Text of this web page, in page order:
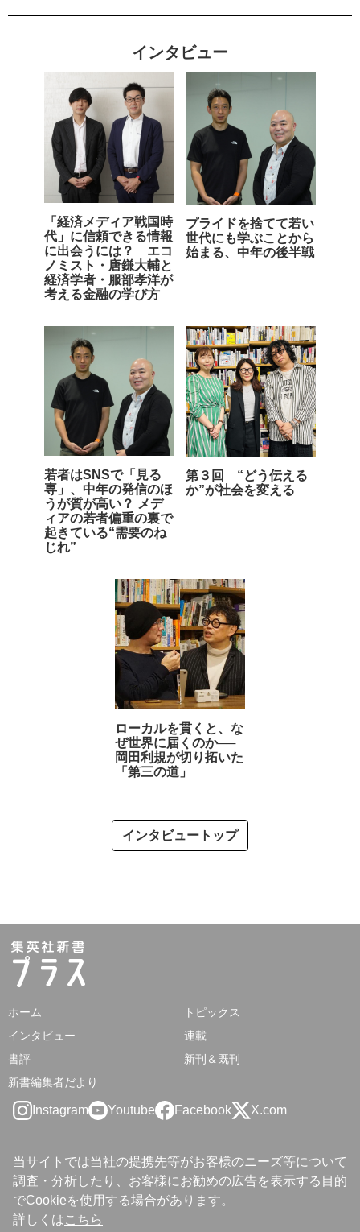
インタビュー
「経済メディア戦国時
代」に信頼できる情報
に出会うには？ エコ
ノミスト・唐鎌大輔と
経済学者・服部孝洋が
考える金融の学び方
プライドを捨てて若い
世代にも学ぶことから
始まる、中年の後半戦
若者はSNSで「見る
専」、中年の発信のほ
うが質が高い？ メデ
ィアの若者偏重の裏で
起きている“需要のね
じれ”
第３回 “どう伝える
か”が社会を変える
ローカルを貫くと、な
ぜ世界に届くのか──
岡田利規が切り拓いた
「第三の道」
インタビュートップ
ホーム
トピックス
インタビュー
連載
書評
新刊＆既刊
新書編集者だより
Instagram Youtube Facebook X.com
当サイトでは当社の提携先等がお客様のニーズ等について
調査・分析したり、お客様にお勧めの広告を表示する目的
でCookieを使用する場合があります。
詳しくはこちら